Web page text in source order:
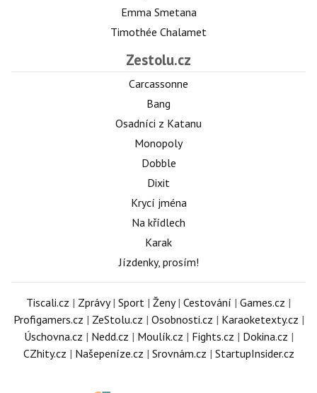
Emma Smetana
Timothée Chalamet
Zestolu.cz
Carcassonne
Bang
Osadníci z Katanu
Monopoly
Dobble
Dixit
Krycí jména
Na křídlech
Karak
Jízdenky, prosím!
Tiscali.cz | Zprávy| Sport | Ženy| Cestování | Games.cz |
Profigamers.cz | ZeStolu.cz | Osobnosti.cz | Karaoketexty.cz |
Úschovna.cz | Nedd.cz | Moulík.cz | Fights.cz | Dokina.cz |
CZhity.cz | Našepeníze.cz | Srovnám.cz | StartupInsider.cz